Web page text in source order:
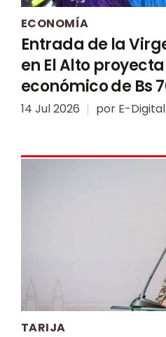
ECONOMÍA
Entrada de la
en El Alto
económico de Bs
14 Jul 2026 por E-Digital
TARIJA